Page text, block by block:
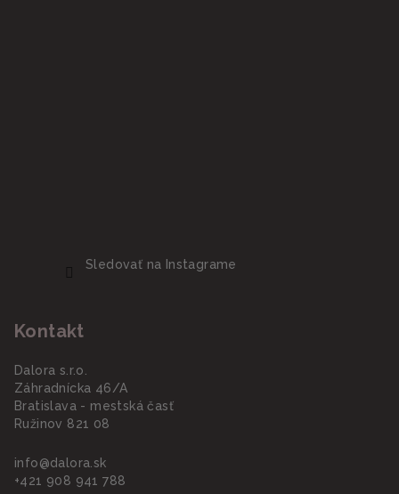
Sledovať na Instagrame
Kontakt
Dalora s.r.o.
Záhradnícka 46/A
Bratislava - mestská časť
Ružinov 821 08
info@dalora.sk
+421 908 941 788